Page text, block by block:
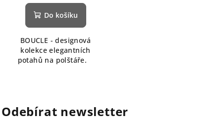
Do košíku
BOUCLE - designová
kolekce elegantních
potahů na polštáře.
Odebírat newsletter